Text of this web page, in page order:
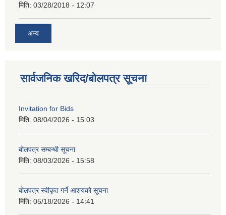
मिति: 03/28/2018 - 12:07
अन्य
सार्वजनिक खरिद/बोलपत्र सूचना
Invitation for Bids
मिति: 08/04/2026 - 15:03
बोलपत्र सम्बन्धी सूचना
मिति: 08/03/2026 - 15:58
बोलपत्र स्वीकृत गर्ने आशयको सूचना
मिति: 05/18/2026 - 14:41